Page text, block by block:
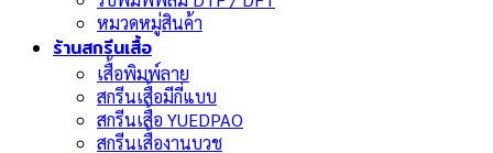
หมวดหมู่สินค้า
ร้านสกรีนเสื้อ
เสื้อพิมพ์ลาย
สกรีนเสื้อมีกี่แบบ
สกรีนเสื้อ YUEDPAO
สกรีนเสื้องานบวช